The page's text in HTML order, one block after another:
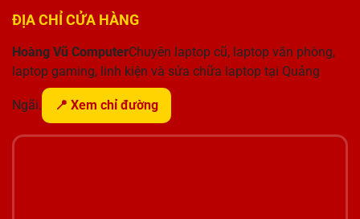
ĐỊA CHỈ CỬA HÀNG
Hoàng Vũ ComputerChuyên laptop cũ, laptop văn phòng,
laptop gaming, linh kiện và sửa chữa laptop tại Quảng
Ngãi. 📍 Xem chỉ đường